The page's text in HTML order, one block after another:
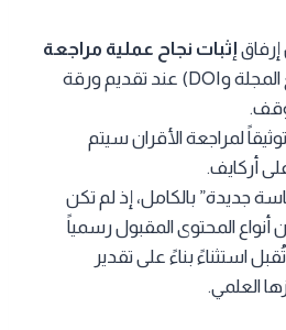
إرفاق إثبات نجاح عملية مراجعة
(مثل مرجع المجلة وDOI) عند تقديم ورقة
لمراجعة الأقران سيتم
أركايف.
جديدة” بالكامل، إذ لم تكن
أنواع المحتوى المقبول رسمياً
استثناءً بناءً على تقدير
العلمي.